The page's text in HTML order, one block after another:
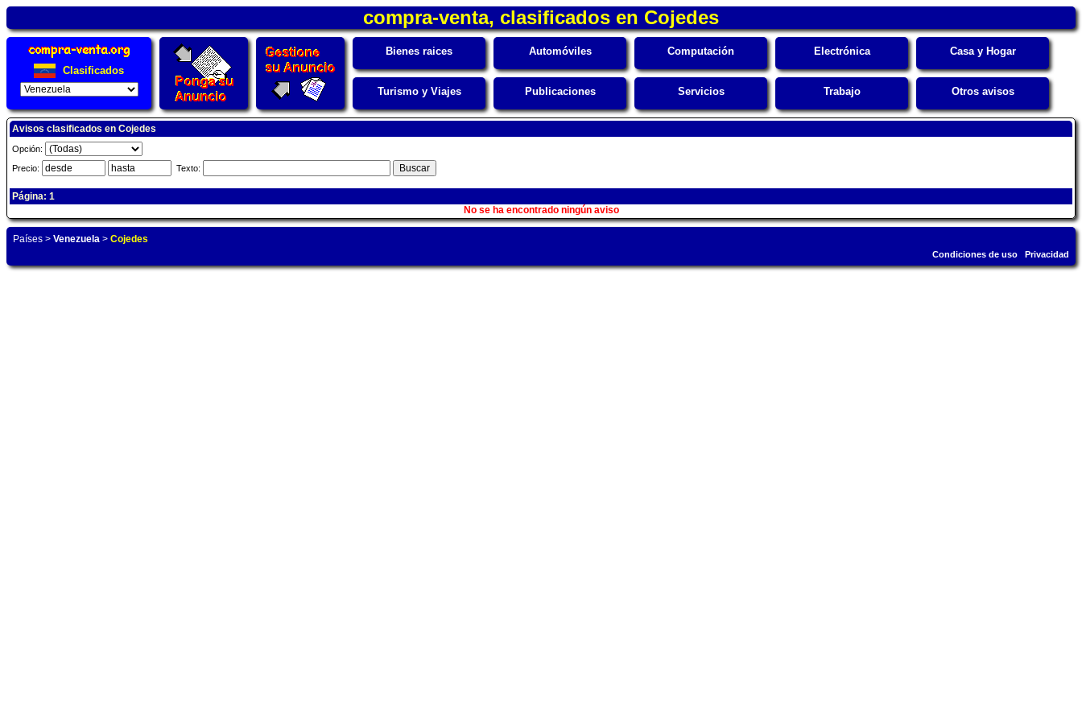
compra-venta, clasificados en Cojedes
Clasificados
Bienes raices Automóviles Computación Electrónica Casa y Hogar
Turismo y Viajes Publicaciones Servicios Trabajo Otros avisos
Avisos clasificados en Cojedes
Opción:
Precio:
Texto:
Página: 1
No se ha encontrado ningún aviso
Países > Venezuela > Cojedes
Condiciones de uso Privacidad